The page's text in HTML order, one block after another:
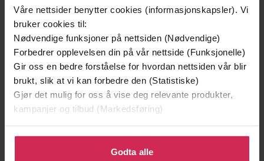
Våre nettsider benytter cookies (informasjonskapsler). Vi
bruker cookies til:
Nødvendige funksjoner på nettsiden (Nødvendige)
Forbedrer opplevelsen din på vår nettside (Funksjonelle)
Gir oss en bedre forståelse for hvordan nettsiden vår blir
brukt, slik at vi kan forbedre den (Statistiske)
Gjør det mulig for oss å vise deg relevante produkter,
kampanjer og tilbud (Markedsføring)
Klikk på «Godta alle» for å gi oss ditt samtykke til å
bruke cookies for alle disse formålene. Du kan også
Godta alle
Sjanger Krim
Serie Jack Reacher
Nummer i
serie
14
Språk Bokmål
Vannmerket